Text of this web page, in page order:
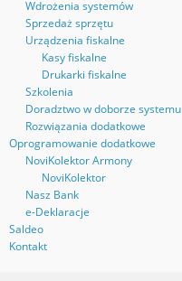
Wdrożenia systemów
Sprzedaż sprzętu
Urządzenia fiskalne
Kasy fiskalne
Drukarki fiskalne
Szkolenia
Doradztwo w doborze systemu
Rozwiązania dodatkowe
Oprogramowanie dodatkowe
NoviKolektor Armony
NoviKolektor
Nasz Bank
e-Deklaracje
Saldeo
Kontakt